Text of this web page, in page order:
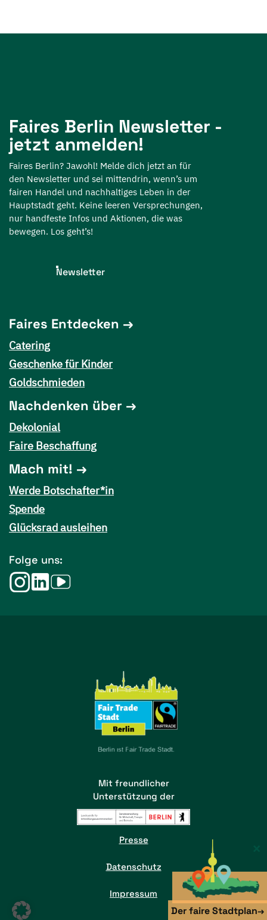
Faires Berlin Newsletter -
jetzt anmelden!
Faires Berlin? Jawohl! Melde dich jetzt an für
den Newsletter und sei mittendrin, wenn’s um
fairen Handel und nachhaltiges Leben in der
Hauptstadt geht. Keine leeren Versprechungen,
nur handfeste Infos und Aktionen, die was
bewegen. Los geht’s!
Newsletter
Faires Entdecken
Catering
Geschenke für Kinder
Goldschmieden
Nachdenken über
Dekolonial
Faire Beschaffung
Mach mit!
Werde Botschafter*in
Spende
Glücksrad ausleihen
Folge uns:
Mit freundlicher
Unterstützung der
Presse
Datenschutz
Impressum
Der faire Stadtplan→